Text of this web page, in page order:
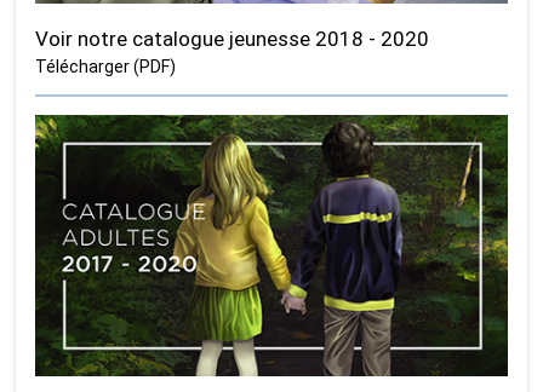
Voir notre catalogue jeunesse 2018 - 2020
Télécharger (PDF)